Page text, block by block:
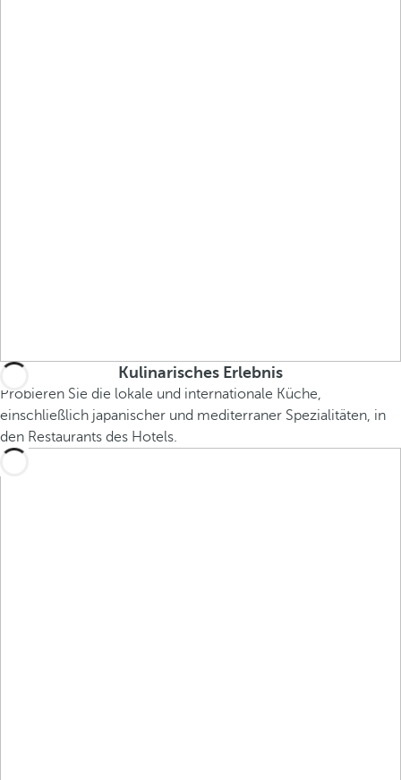
Kulinarisches Erlebnis
Probieren Sie die lokale und internationale Küche,
einschließlich japanischer und mediterraner Spezialitäten, in
den Restaurants des Hotels.